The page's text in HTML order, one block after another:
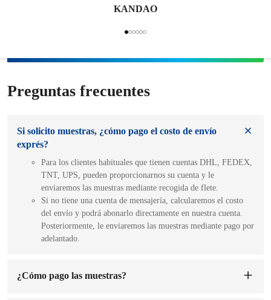
KANDAO
Preguntas frecuentes
Si solicito muestras, ¿cómo pago el costo de envío
exprés?
Para los clientes habituales que tienen cuentas DHL, FEDEX,
TNT, UPS, pueden proporcionarnos su cuenta y le
enviaremos las muestras mediante recogida de flete.
Si no tiene una cuenta de mensajería, calcularemos el costo
del envío y podrá abonarlo directamente en nuestra cuenta.
Posteriormente, le enviaremos las muestras mediante pago por
adelantado.
¿Cómo pago las muestras?